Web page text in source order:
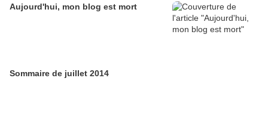
Aujourd'hui, mon blog est mort
Sommaire de juillet 2014